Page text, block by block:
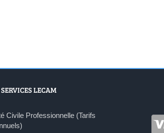
LECAM
Civile Professionnelle (Tarifs